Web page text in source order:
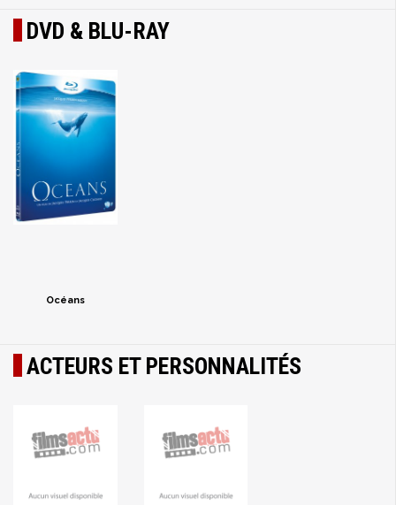
DVD & BLU-RAY
Océans
ACTEURS ET PERSONNALITÉS